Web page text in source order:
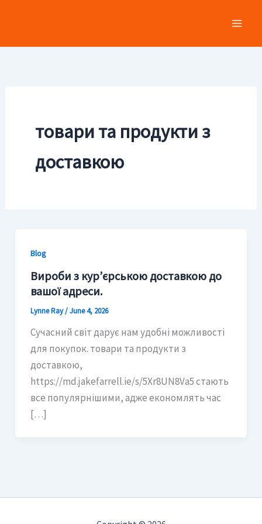
товари та продукти з
доставкою
Blog
Вироби з кур’єрською доставкою до
вашої адреси.
Lynne Ray/June 4, 2026
Сучасний світ дарує нам удобні можливості
для покупок. товари та продукти з
доставкою,
https://md.jakefarrell.ie/s/5Xr8UN8Va5 стають
все популярнішими, адже економлять час
[…]